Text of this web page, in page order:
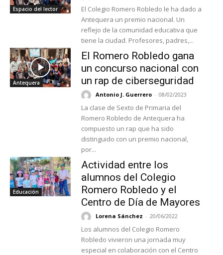
Espacio del lector
El Colegio Romero Robledo le ha dado a
Antequera un premio nacional. Un
reflejo de la comunidad educativa que
tiene la ciudad. Profesores, padres,...
Antequera
El Romero Robledo gana
un concurso nacional con
un rap de ciberseguridad
Antonio J. Guerrero - 08/02/2023
La clase de Sexto de Primaria del
Romero Robledo de Antequera ha
compuesto un rap que ha sido
distinguido con un premio nacional,
por...
Educación
Actividad entre los
alumnos del Colegio
Romero Robledo y el
Centro de Día de Mayores
Lorena Sánchez - 20/06/2022
Los alumnos del Colegio Romero
Robledo vivieron una jornada muy
especial en colaboración con el Centro